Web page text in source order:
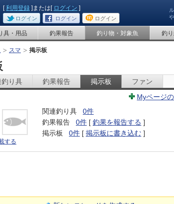
[利用登録 ]または[ ログイン ]
ログイン ログイン ログイン
具・用品 釣果報告 釣り物・対象魚 釣
スマ 掲示板
釣り具 釣果報告 掲示板
ファン
Myページ
する
関連釣り具
0件
釣果報告
0件 [ 釣果を報告する ]
掲示板
0件 [ 掲示板に書き込む ]